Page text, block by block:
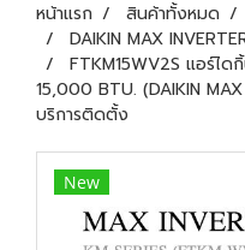
หน้าแรก สินค้าทั้งหมด
DAIKIN MAX
FTKM15WV2S แอร์ได
15,000 BTU. (DAIKIN
บริการติดตั้ง
New